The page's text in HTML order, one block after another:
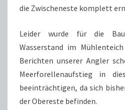
die Zwischeneste komplett
Leider wurde für die
Wasserstand im
Berichten unserer Angler
Meerforellenaufstieg in
beeinträchtigen, da sich
der Obereste befinden.